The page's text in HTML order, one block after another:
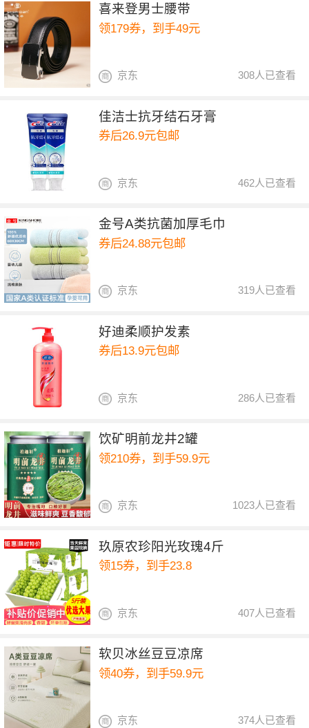
喜来登男士腰带
领179券，到手49元
308人已查看
京东
佳洁士抗牙结石牙膏
券后26.9元包邮
462人已查看
京东
金号A类抗菌加厚毛巾
券后24.88元包邮
319人已查看
京东
好迪柔顺护发素
券后13.9元包邮
286人已查看
京东
饮矿明前龙井2罐
领210券，到手59.9元
1023人已查看
京东
玖原农珍阳光玫瑰4斤
领15券，到手23.8
407人已查看
京东
软贝冰丝豆豆凉席
领40券，到手59.9元
374人已查看
京东